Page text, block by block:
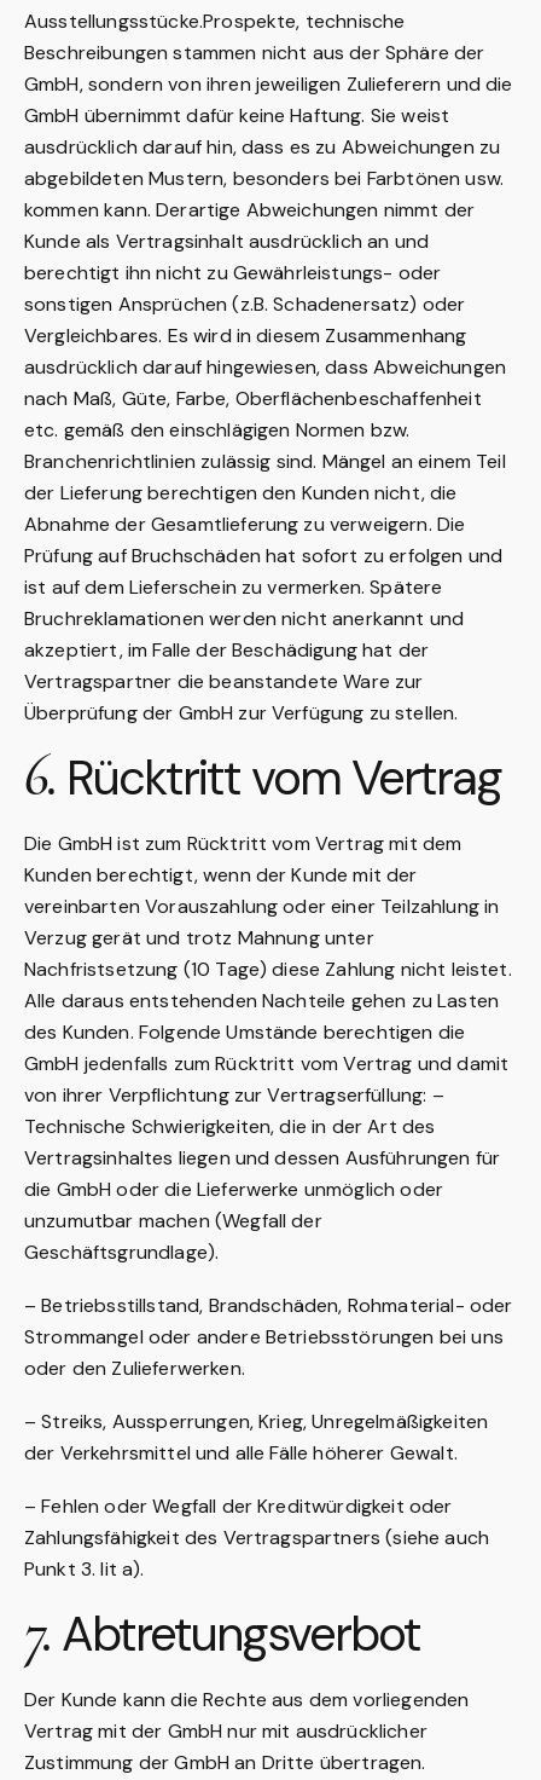
Ausstellungsstücke.Prospekte, technische
Beschreibungen stammen nicht aus der Sphäre der
GmbH, sondern von ihren jeweiligen Zulieferern und die
GmbH übernimmt dafür keine Haftung. Sie weist
ausdrücklich darauf hin, dass es zu Abweichungen zu
abgebildeten Mustern, besonders bei Farbtönen usw.
kommen kann. Derartige Abweichungen nimmt der
Kunde als Vertragsinhalt ausdrücklich an und
berechtigt ihn nicht zu Gewährleistungs- oder
sonstigen Ansprüchen (z.B. Schadenersatz) oder
Vergleichbares. Es wird in diesem Zusammenhang
ausdrücklich darauf hingewiesen, dass Abweichungen
nach Maß, Güte, Farbe, Oberflächenbeschaffenheit
etc. gemäß den einschlägigen Normen bzw.
Branchenrichtlinien zulässig sind. Mängel an einem Teil
der Lieferung berechtigen den Kunden nicht, die
Abnahme der Gesamtlieferung zu verweigern. Die
Prüfung auf Bruchschäden hat sofort zu erfolgen und
ist auf dem Lieferschein zu vermerken. Spätere
Bruchreklamationen werden nicht anerkannt und
akzeptiert, im Falle der Beschädigung hat der
Vertragspartner die beanstandete Ware zur
Überprüfung der GmbH zur Verfügung zu stellen.
6. Rücktritt vom Vertrag
Die GmbH ist zum Rücktritt vom Vertrag mit dem
Kunden berechtigt, wenn der Kunde mit der
vereinbarten Vorauszahlung oder einer Teilzahlung in
Verzug gerät und trotz Mahnung unter
Nachfristsetzung (10 Tage) diese Zahlung nicht leistet.
Alle daraus entstehenden Nachteile gehen zu Lasten
des Kunden. Folgende Umstände berechtigen die
GmbH jedenfalls zum Rücktritt vom Vertrag und damit
von ihrer Verpflichtung zur Vertragserfüllung: –
Technische Schwierigkeiten, die in der Art des
Vertragsinhaltes liegen und dessen Ausführungen für
die GmbH oder die Lieferwerke unmöglich oder
unzumutbar machen (Wegfall der
Geschäftsgrundlage).
– Betriebsstillstand, Brandschäden, Rohmaterial- oder
Strommangel oder andere Betriebsstörungen bei uns
oder den Zulieferwerken.
– Streiks, Aussperrungen, Krieg, Unregelmäßigkeiten
der Verkehrsmittel und alle Fälle höherer Gewalt.
– Fehlen oder Wegfall der Kreditwürdigkeit oder
Zahlungsfähigkeit des Vertragspartners (siehe auch
Punkt 3. lit a).
7. Abtretungsverbot
Der Kunde kann die Rechte aus dem vorliegenden
Vertrag mit der GmbH nur mit ausdrücklicher
Zustimmung der GmbH an Dritte übertragen.